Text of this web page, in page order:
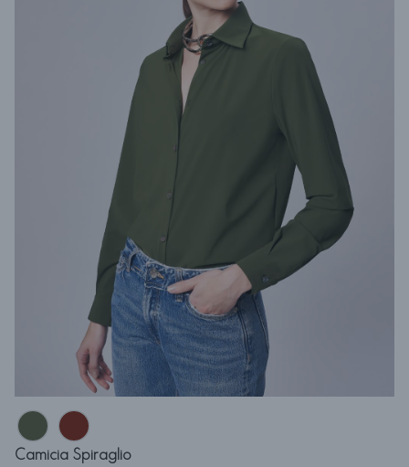
Camicia Spiraglio